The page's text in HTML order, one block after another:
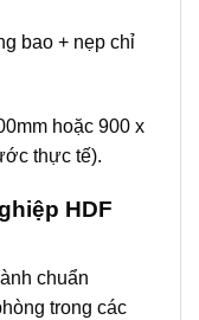
bao + nẹp chỉ
hoặc 900 x
thực tế).
HDF
chuẩn
trong các